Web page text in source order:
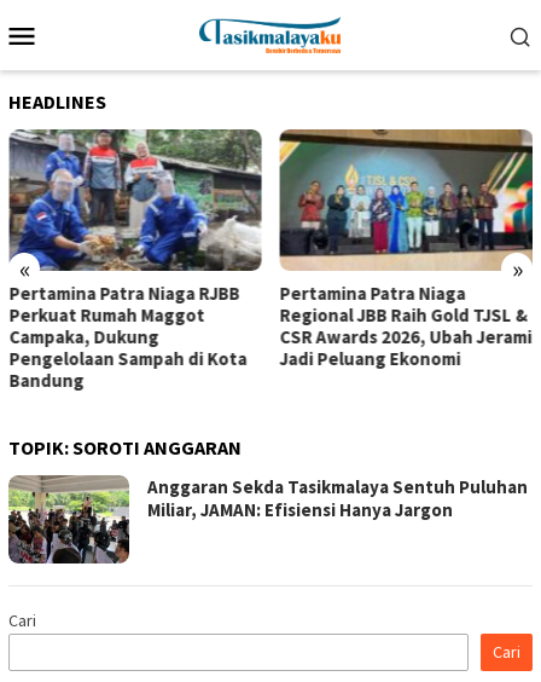
ke
Mobile
HEADLINES
« »
Pertamina Patra Niaga RJBB
Perkuat Rumah Maggot
Campaka, Dukung
Pengelolaan Sampah di Kota
Bandung
Pertamina Patra Niaga
Regional JBB Raih Gold TJSL &
CSR Awards 2026, Ubah Jerami
Jadi Peluang Ekonomi
TOPIK:SOROTI ANGGARAN
Anggaran Sekda Tasikmalaya Sentuh Puluhan
Miliar, JAMAN: Efisiensi Hanya Jargon
Cari
Cari